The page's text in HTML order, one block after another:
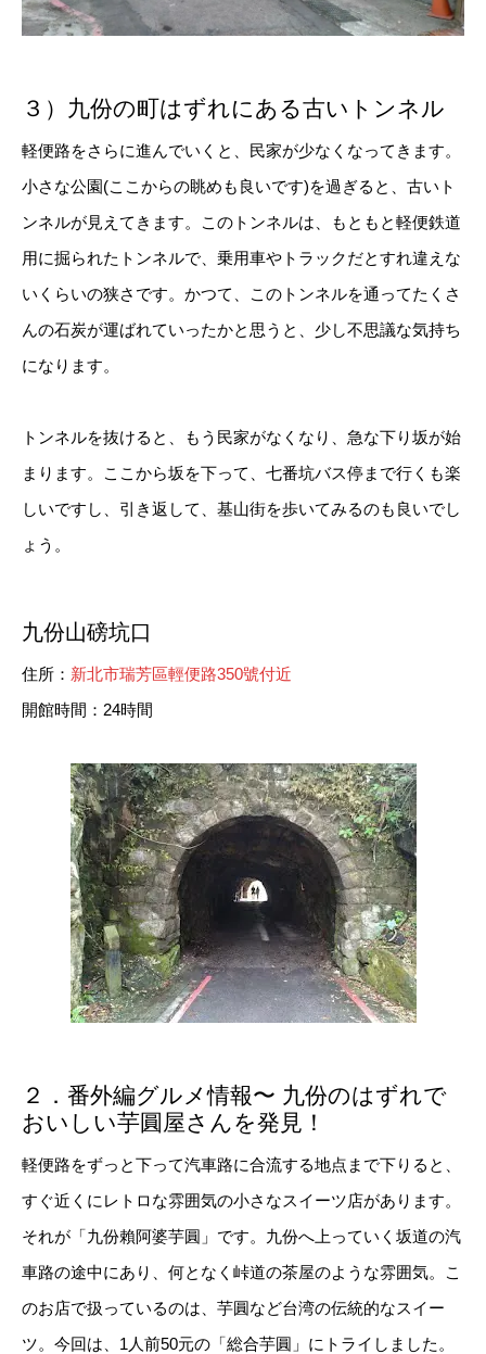
３）九份の町はずれにある古いトンネル
軽便路をさらに進んでいくと、民家が少なくなってきます。
小さな公園(ここからの眺めも良いです)を過ぎると、古いト
ンネルが見えてきます。このトンネルは、もともと軽便鉄道
用に掘られたトンネルで、乗用車やトラックだとすれ違えな
いくらいの狭さです。かつて、このトンネルを通ってたくさ
んの石炭が運ばれていったかと思うと、少し不思議な気持ち
になります。
トンネルを抜けると、もう民家がなくなり、急な下り坂が始
まります。ここから坂を下って、七番坑バス停まで行くも楽
しいですし、引き返して、基山街を歩いてみるのも良いでし
ょう。
九份山磅坑口
住所： 新北市瑞芳區輕便路350號付近
開館時間：24時間
２．番外編グルメ情報〜 九份のはずれで
おいしい芋圓屋さんを発見！
軽便路をずっと下って汽車路に合流する地点まで下りると、
すぐ近くにレトロな雰囲気の小さなスイーツ店があります。
それが「九份賴阿婆芋圓」です。九份へ上っていく坂道の汽
車路の途中にあり、何となく峠道の茶屋のような雰囲気。こ
のお店で扱っているのは、芋圓など台湾の伝統的なスイー
ツ。今回は、1人前50元の「総合芋圓」にトライしました。